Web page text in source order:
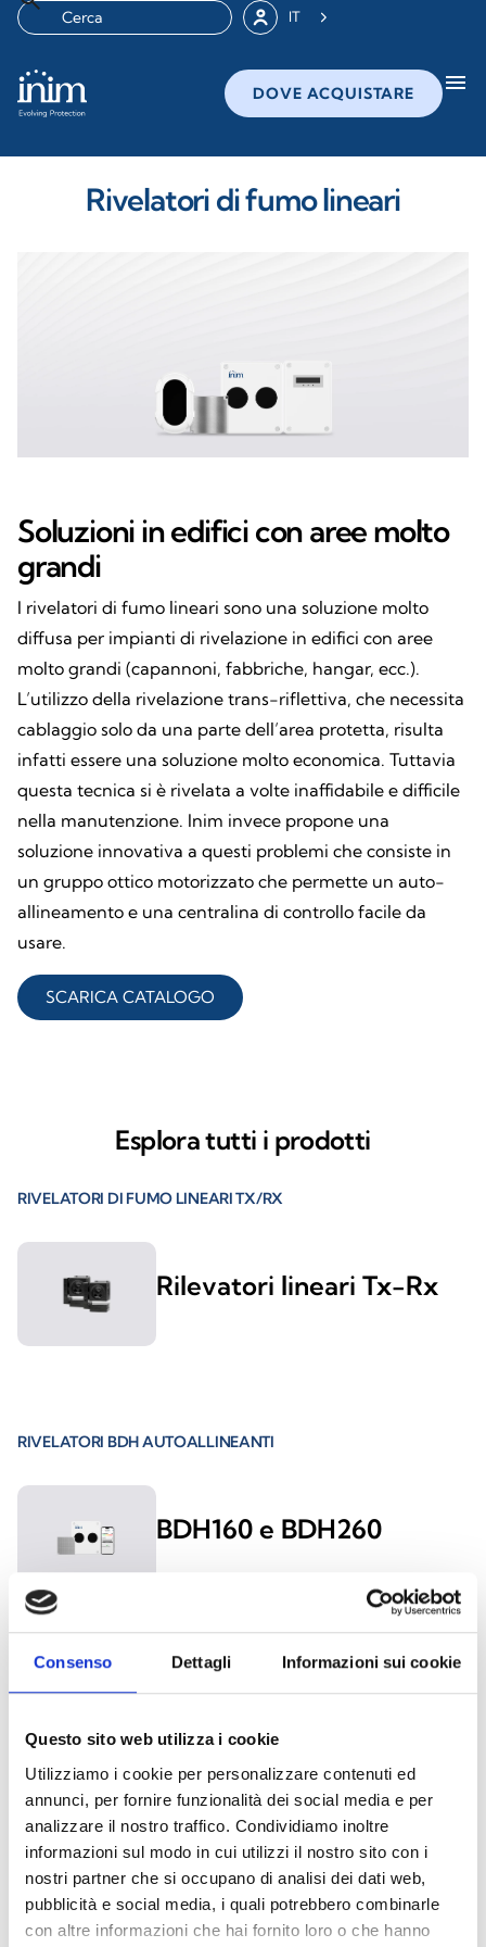
Consenso Dettagli Informazioni sui cookie
Questo sito web utilizza i cookie
Utilizziamo i cookie per personalizzare contenuti ed
annunci, per fornire funzionalità dei social media e per
analizzare il nostro traffico. Condividiamo inoltre
informazioni sul modo in cui utilizzi il nostro sito con i
nostri partner che si occupano di analisi dei dati web,
pubblicità e social media, i quali potrebbero combinarle
con altre informazioni che hai fornito loro o che hanno
IT
DOVE ACQUISTARE menu
Rivelatori di fumo lineari
Soluzioni in edifici con aree molto
grandi
I rivelatori di fumo lineari sono una soluzione molto
diffusa per impianti di rivelazione in edifici con aree
molto grandi (capannoni, fabbriche, hangar, ecc.).
L’utilizzo della rivelazione trans-riflettiva, che necessita
cablaggio solo da una parte dell’area protetta, risulta
infatti essere una soluzione molto economica. Tuttavia
questa tecnica si è rivelata a volte inaffidabile e difficile
nella manutenzione. Inim invece propone una
soluzione innovativa a questi problemi che consiste in
un gruppo ottico motorizzato che permette un auto-
allineamento e una centralina di controllo facile da
usare.
SCARICA CATALOGO
Esplora tutti i prodotti
RIVELATORI DI FUMO LINEARI TX/RX
Rilevatori lineari Tx-Rx
RIVELATORI BDH AUTOALLINEANTI
BDH160 e BDH260
Accessori BDH
RIVELATORI AD ALLINEAMENTO MANUALE
EDB01